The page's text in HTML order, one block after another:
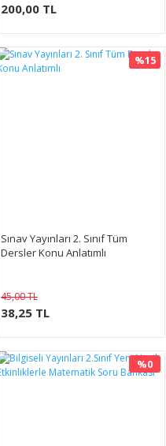
200,00 TL
%15
Sınav Yayınları 2. Sınıf Tüm
Dersler Konu Anlatımlı
45,00 TL
38,25 TL
%0